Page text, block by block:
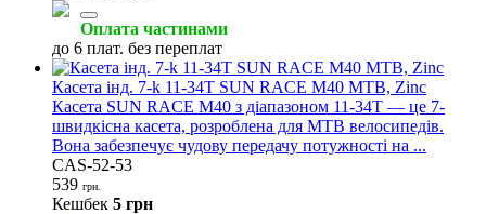
Оплата частинами
до 6 плат. без переплат
Касета інд. 7-k 11-34T SUN RACE M40 MTB, Zinc
Касета SUN RACE M40 з діапазоном 11-34T — це 7-
швидкісна касета, розроблена для MTB велосипедів.
Вона забезпечує чудову передачу потужності на ...
CAS-52-53
539 грн.
Кешбек 5 грн